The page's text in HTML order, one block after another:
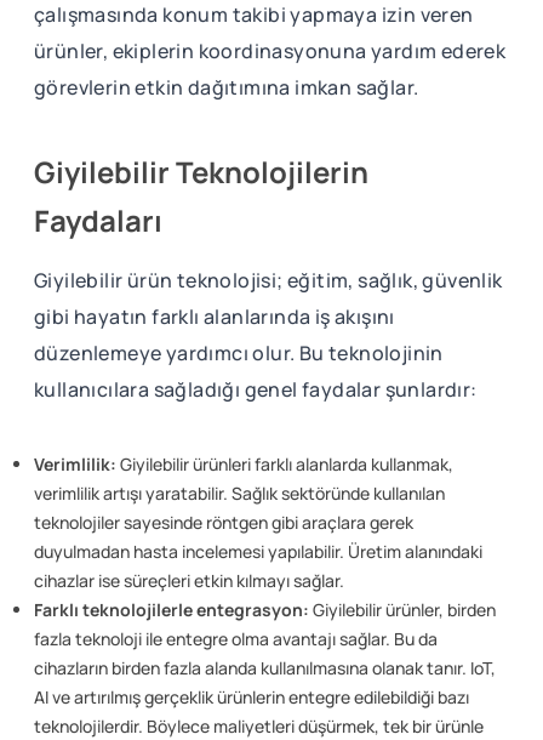
çalışmasında konum takibi yapmaya izin veren
ürünler, ekiplerin koordinasyonuna yardım ederek
görevlerin etkin dağıtımına imkan sağlar.
Giyilebilir Teknolojilerin
Faydaları
Giyilebilir ürün teknolojisi; eğitim, sağlık, güvenlik
gibi hayatın farklı alanlarında iş akışını
düzenlemeye yardımcı olur. Bu teknolojinin
kullanıcılara sağladığı genel faydalar şunlardır:
Verimlilik: Giyilebilir ürünleri farklı alanlarda kullanmak,
verimlilik artışı yaratabilir. Sağlık sektöründe kullanılan
teknolojiler sayesinde röntgen gibi araçlara gerek
duyulmadan hasta incelemesi yapılabilir. Üretim alanındaki
cihazlar ise süreçleri etkin kılmayı sağlar.
Farklı teknolojilerle entegrasyon: Giyilebilir ürünler, birden
fazla teknoloji ile entegre olma avantajı sağlar. Bu da
cihazların birden fazla alanda kullanılmasına olanak tanır. IoT,
AI ve artırılmış gerçeklik ürünlerin entegre edilebildiği bazı
teknolojilerdir. Böylece maliyetleri düşürmek, tek bir ürünle